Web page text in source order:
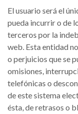
El usuario será el
pueda incurrir o de
terceros por la
web. Esta entidad
o perjuicios que se
omisiones,
telefónicas o
de este sistema
ésta, de retrasos o